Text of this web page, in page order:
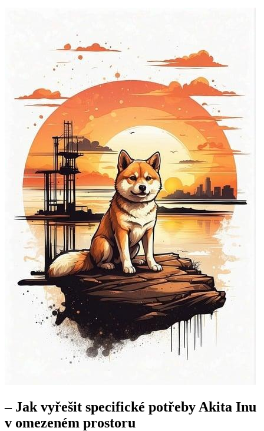
– ⁢Jak vyřešit specifické potřeby Akita Inu
‌v omezeném⁤ prostoru